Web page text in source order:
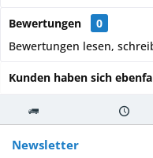
Bewertungen
0
Bewertungen lesen,
Kunden haben sich
Kostenloser
Versand ab €
250,-
Versand
Newsletter